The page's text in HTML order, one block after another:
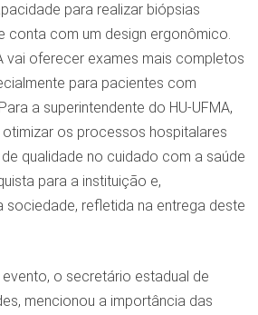
para realizar biópsias
conta com um design ergonômico.
vai oferecer exames mais completos
para pacientes com
a superintendente do HU-UFMA,
os processos hospitalares
qualidade no cuidado com a saúde
para a instituição e,
sociedade, refletida na entrega deste
o secretário estadual de
mencionou a importância das